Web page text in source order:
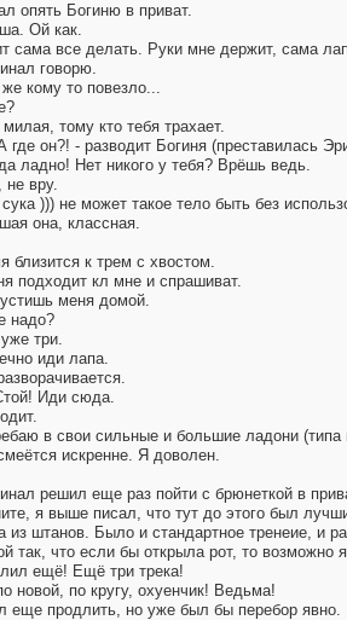
опять Богиню в приват.
Ой как.
сама все делать. Руки мне держит, сама
говорю.
кому то повезло...
тому кто тебя трахает.
где он?! - разводит Богиня (преставилась
ладно! Нет никого у тебя? Врёшь ведь.
не вру.
))) не может такое тело быть без
она, классная.
близится к трем с хвостом.
подходит кл мне и спрашиват.
меня домой.
надо?
три.
иди лапа.
Иди сюда.
в свои сильные и большие ладони (типа
искренне. Я доволен.
решил еще раз пойти с брюнеткой в
я выше писал, что тут до этого был
из штанов. Было и стандартное тренеие, и
так, что если бы открыла рот, то
ещё! Ещё три трека!
новой, по кругу, охуенчик! Ведьма!
еще продлить, но уже был бы перебор явно.